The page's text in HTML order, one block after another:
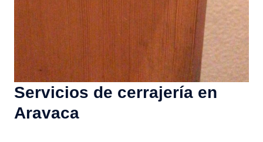
Servicios de cerrajería en
Aravaca